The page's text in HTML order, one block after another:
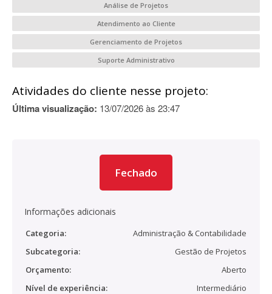
Análise de Projetos
Atendimento ao Cliente
Gerenciamento de Projetos
Suporte Administrativo
Atividades do cliente nesse projeto:
Última visualização: 13/07/2026 às 23:47
Fechado
Informações adicionais
Categoria:
Administração & Contabilidade
Subcategoria:
Gestão de Projetos
Orçamento:
Aberto
Nível de experiência:
Intermediário